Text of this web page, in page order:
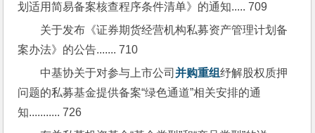
划适用简易备案核查程序条件清单》的通知..... 709
关于发布《证券期货经营机构私募资产管理计划备
案办法》的公告....... 710
中基协关于对参与上市公司并购重组纾解股权质押
问题的私募基金提供备案“绿色通道”相关安排的通
知........... 726